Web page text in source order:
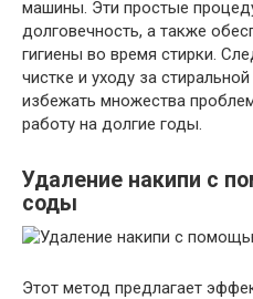
машины. Эти простые
долговечность, а также
гигиены во время стирки.
чистке и уходу за
избежать множества
работу на долгие годы.
Удаление накипи с
соды
Этот метод предлагает